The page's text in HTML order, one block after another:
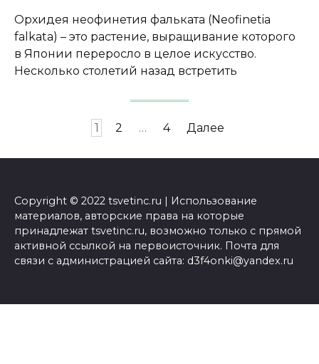
Орхидея неофинетия фальката (Neofinetia
falkata) – это растение, выращивание которого
в Японии переросло в целое искусство.
Несколько столетий назад встретить
1 2 … 4 Далее
Copyright © 2022 tsvetinc.ru | Использование
материалов, авторские права на которые
принадлежат tsvetinc.ru, возможно только с прямой
активной ссылкой на первоисточник. Почта для
связи с администрацией сайта: d3f4onki@yandex.ru